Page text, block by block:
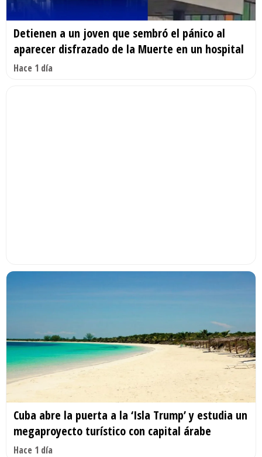
Detienen a un joven que sembró el pánico al
aparecer disfrazado de la Muerte en un hospital
Hace 1 día
Cuba abre la puerta a la ‘Isla Trump’ y estudia un
megaproyecto turístico con capital árabe
Hace 1 día